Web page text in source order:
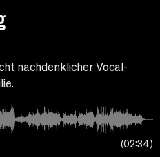
nachdenklicher Vocal-
02:34